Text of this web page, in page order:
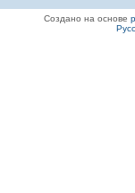
Создано на основе